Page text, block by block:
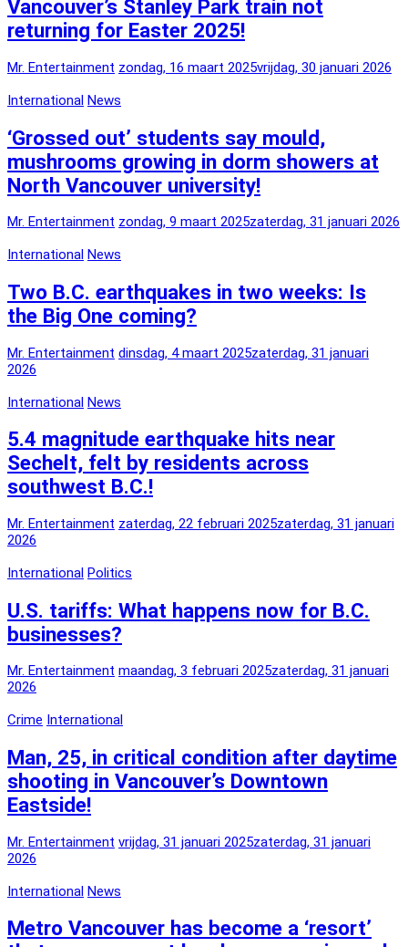
Vancouver’s Stanley Park train not
returning for Easter 2025!
Mr. Entertainment zondag, 16 maart 2025vrijdag, 30 januari 2026
International News
‘Grossed out’ students say mould,
mushrooms growing in dorm showers at
North Vancouver university!
Mr. Entertainment zondag, 9 maart 2025zaterdag, 31 januari 2026
International News
Two B.C. earthquakes in two weeks: Is
the Big One coming?
Mr. Entertainment dinsdag, 4 maart 2025zaterdag, 31 januari
2026
International News
5.4 magnitude earthquake hits near
Sechelt, felt by residents across
southwest B.C.!
Mr. Entertainment zaterdag, 22 februari 2025zaterdag, 31 januari
2026
International Politics
U.S. tariffs: What happens now for B.C.
businesses?
Mr. Entertainment maandag, 3 februari 2025zaterdag, 31 januari
2026
Crime International
Man, 25, in critical condition after daytime
shooting in Vancouver’s Downtown
Eastside!
Mr. Entertainment vrijdag, 31 januari 2025zaterdag, 31 januari
2026
International News
Metro Vancouver has become a ‘resort’